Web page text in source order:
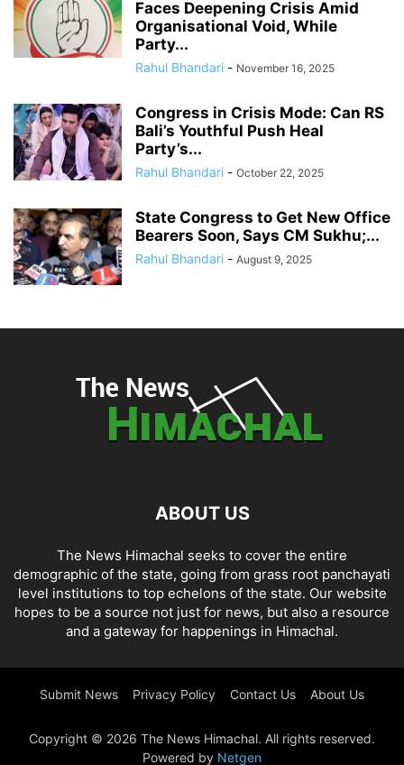
Faces Deepening Crisis Amid
Organisational Void, While
Party...
Rahul Bhandari - November 16, 2025
Congress in Crisis Mode: Can RS
Bali’s Youthful Push Heal
Party’s...
Rahul Bhandari - October 22, 2025
State Congress to Get New Office
Bearers Soon, Says CM Sukhu;...
Rahul Bhandari - August 9, 2025
ABOUT US
The News Himachal seeks to cover the entire
demographic of the state, going from grass root panchayati
level institutions to top echelons of the state. Our website
hopes to be a source not just for news, but also a resource
and a gateway for happenings in Himachal.
Submit News Privacy Policy Contact Us About Us
Copyright © 2026 The News Himachal. All rights reserved.
Powered by Netgen